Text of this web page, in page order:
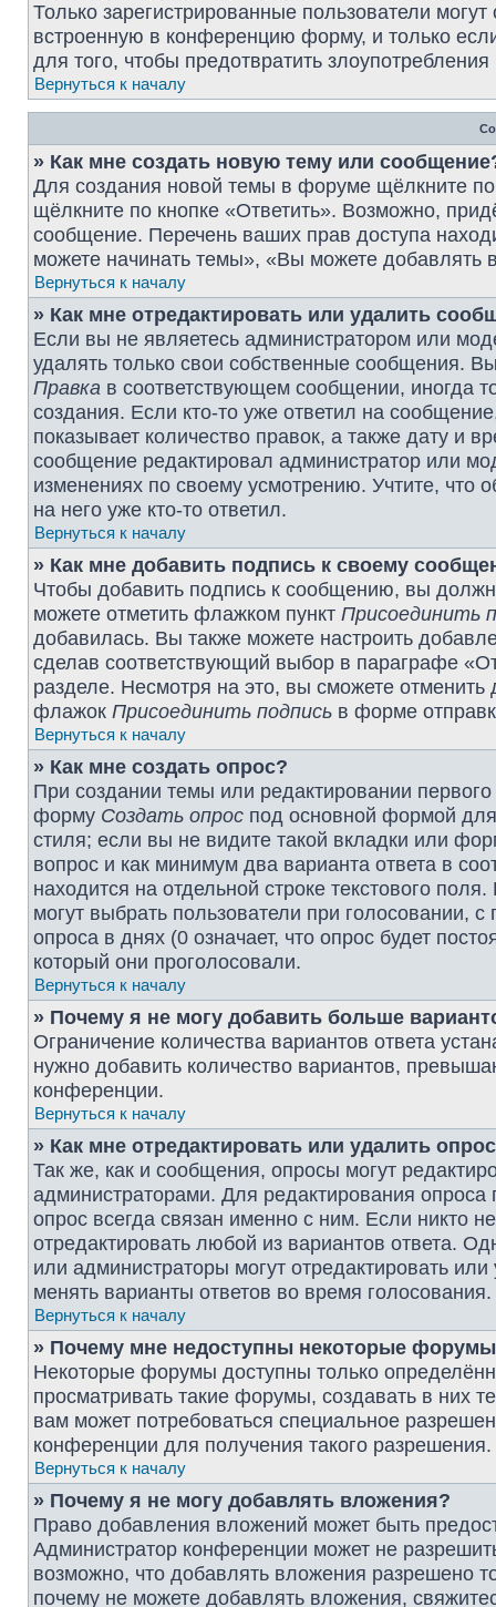
Только зарегистрированные пользователи
встроенную в конференцию форму, и только
для того, чтобы предотвратить
Вернуться к началу
» Как мне создать новую тему или
Для создания новой темы в форуме щёлкните
щёлкните по кнопке «Ответить». Возможно,
сообщение. Перечень ваших прав доступа
можете начинать темы», «Вы можете добавлять
Вернуться к началу
» Как мне отредактировать или удалить
Если вы не являетесь администратором или
удалять только свои собственные сообщения.
Правка в соответствующем сообщении, иногда
создания. Если кто-то уже ответил на
показывает количество правок, а также дату и
сообщение редактировал администратор или
изменениях по своему усмотрению. Учтите, что
на него уже кто-то ответил.
Вернуться к началу
» Как мне добавить подпись к своему
Чтобы добавить подпись к сообщению, вы
можете отметить флажком пункт Присоединить
добавилась. Вы также можете настроить
сделав соответствующий выбор в параграфе
разделе. Несмотря на это, вы сможете
флажок Присоединить подпись в форме
Вернуться к началу
» Как мне создать опрос?
При создании темы или редактировании
форму Создать опрос под основной формой
стиля; если вы не видите такой вкладки или
вопрос и как минимум два варианта ответа в
находится на отдельной строке текстового
могут выбрать пользователи при голосовании,
опроса в днях (0 означает, что опрос будет
который они проголосовали.
Вернуться к началу
» Почему я не могу добавить больше
Ограничение количества вариантов ответа
нужно добавить количество вариантов,
конференции.
Вернуться к началу
» Как мне отредактировать или удалить
Так же, как и сообщения, опросы могут
администраторами. Для редактирования
опрос всегда связан именно с ним. Если никто
отредактировать любой из вариантов ответа.
или администраторы могут отредактировать
менять варианты ответов во время голосования.
Вернуться к началу
» Почему мне недоступны некоторые
Некоторые форумы доступны только
просматривать такие форумы, создавать в них
вам может потребоваться специальное
конференции для получения такого разрешения.
Вернуться к началу
» Почему я не могу добавлять вложения?
Право добавления вложений может быть
Администратор конференции может не
возможно, что добавлять вложения разрешено
почему не можете добавлять вложения,